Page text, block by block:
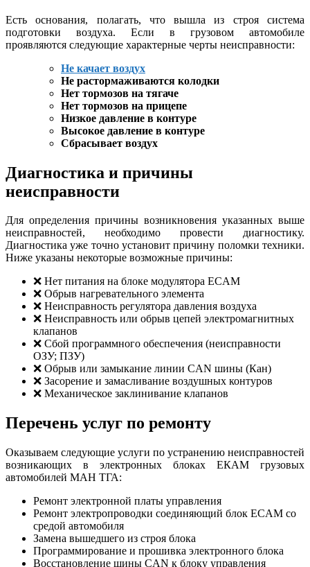
Есть основания, полагать, что вышла из строя система
подготовки воздуха. Если в грузовом автомобиле
проявляются следующие характерные черты неисправности:
Не качает воздух
Не растормаживаются колодки
Нет тормозов на тягаче
Нет тормозов на прицепе
Низкое давление в контуре
Высокое давление в контуре
Сбрасывает воздух
Диагностика и причины
неисправности
Для определения причины возникновения указанных выше
неисправностей, необходимо провести диагностику.
Диагностика уже точно установит причину поломки техники.
Ниже указаны некоторые возможные причины:
❌ Нет питания на блоке модулятора ECAM
❌ Обрыв нагревательного элемента
❌ Неисправность регулятора давления воздуха
❌ Неисправность или обрыв цепей электромагнитных
клапанов
❌ Сбой программного обеспечения (неисправности
ОЗУ; ПЗУ)
❌ Обрыв или замыкание линии CAN шины (Кан)
❌ Засорение и замасливание воздушных контуров
❌ Механическое заклинивание клапанов
Перечень услуг по ремонту
Оказываем следующие услуги по устранению неисправностей
возникающих в электронных блоках ЕКАМ грузовых
автомобилей МАН ТГА:
Ремонт электронной платы управления
Ремонт электропроводки соединяющий блок ECAM со
средой автомобиля
Замена вышедшего из строя блока
Программирование и прошивка электронного блока
Восстановление шины CAN к блоку управления